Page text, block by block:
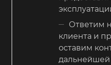
Ответим
клиента и
оставим
дальнейшей